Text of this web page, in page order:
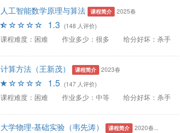
人工智能数学原理与算法 课程简介 2025春
1.3 (148 人评价)
课程难度：困难 作业多少：很多 给分好坏：杀手
计算方法（王新茂） 课程简介 2023春
1.5 (147 人评价)
课程难度：困难 作业多少：中等 给分好坏：杀手
大学物理-基础实验（韦先涛） 课程简介 2020春...